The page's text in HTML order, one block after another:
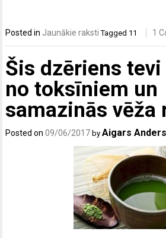
Posted in Jaunākie raksti Tagged 11 1
Šis dzēriens
no toksīniem un
samazinās vēža
Posted on09/06/2017 byAigars